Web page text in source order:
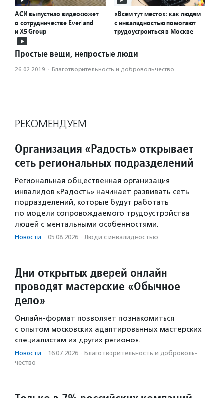
АСИ выпустило видеосюжет
о сотрудничестве Everland
и X5 Group
«Всем тут место»: как людям
с инвалидностью помогают
трудоустроиться в Москве
Простые вещи, непростые люди
26.02.2019 · Благотвори­тель­ность и доброволь­чест­во
РЕКОМЕНДУЕМ
Организация «Радость» открывает
сеть региональных подразделений
Региональная общественная организация
инвалидов «Радость» начинает развивать сеть
подразделений, которые будут работать
по модели сопровождаемого трудоустройства
людей с ментальными особенностями.
Новости · 05.08.2026 · Люди с инвалидностью
Дни открытых дверей онлайн
проводят мастерские «Обычное
дело»
Онлайн-формат позволяет познакомиться
с опытом московских адаптированных мастерских
специалистам из других регионов.
Новости · 16.07.2026 · Благотвори­тель­ность и доброволь­
чест­во